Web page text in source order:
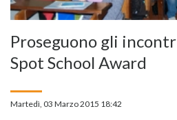
Proseguono gli
Spot School Award
Martedì, 03 Marzo 2015 18:42